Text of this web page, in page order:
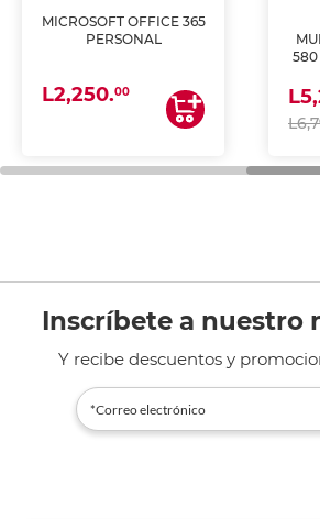
MICROSOFT OFFICE 365
PERSONAL
L2,250.00
580
Inscríbete a nuestro
Y recibe descuentos y